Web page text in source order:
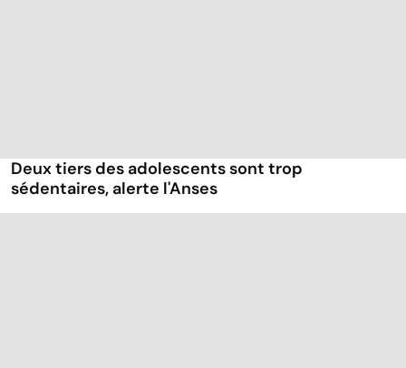
Deux tiers des adolescents sont trop
sédentaires, alerte l'Anses